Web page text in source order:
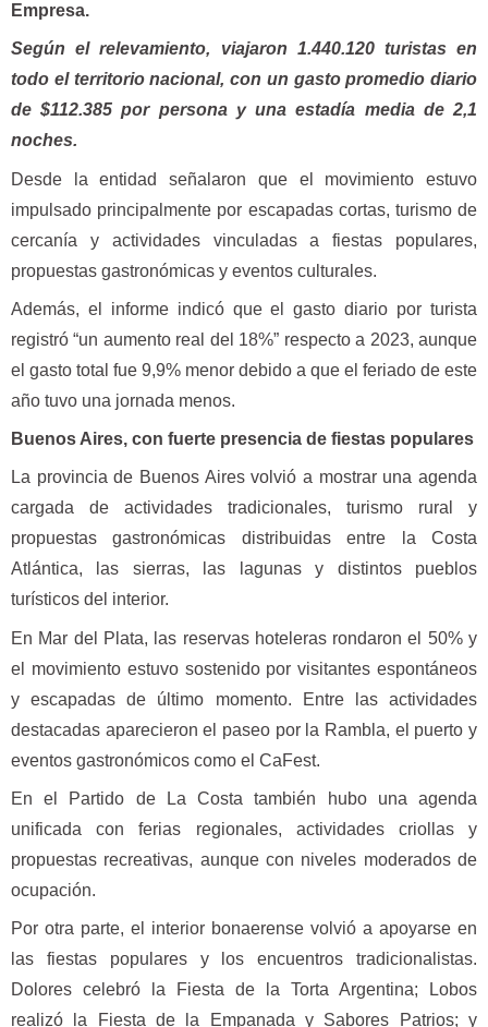
Empresa.
Según el relevamiento, viajaron 1.440.120 turistas en
todo el territorio nacional, con un gasto promedio diario
de $112.385 por persona y una estadía media de 2,1
noches.
Desde la entidad señalaron que el movimiento estuvo
impulsado principalmente por escapadas cortas, turismo de
cercanía y actividades vinculadas a fiestas populares,
propuestas gastronómicas y eventos culturales.
Además, el informe indicó que el gasto diario por turista
registró “un aumento real del 18%” respecto a 2023, aunque
el gasto total fue 9,9% menor debido a que el feriado de este
año tuvo una jornada menos.
Buenos Aires, con fuerte presencia de fiestas populares
La provincia de Buenos Aires volvió a mostrar una agenda
cargada de actividades tradicionales, turismo rural y
propuestas gastronómicas distribuidas entre la Costa
Atlántica, las sierras, las lagunas y distintos pueblos
turísticos del interior.
En Mar del Plata, las reservas hoteleras rondaron el 50% y
el movimiento estuvo sostenido por visitantes espontáneos
y escapadas de último momento. Entre las actividades
destacadas aparecieron el paseo por la Rambla, el puerto y
eventos gastronómicos como el CaFest.
En el Partido de La Costa también hubo una agenda
unificada con ferias regionales, actividades criollas y
propuestas recreativas, aunque con niveles moderados de
ocupación.
Por otra parte, el interior bonaerense volvió a apoyarse en
las fiestas populares y los encuentros tradicionalistas.
Dolores celebró la Fiesta de la Torta Argentina; Lobos
realizó la Fiesta de la Empanada y Sabores Patrios; y